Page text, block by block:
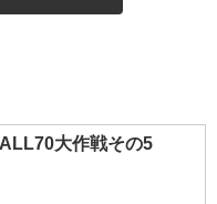
ALL70大作戦その5